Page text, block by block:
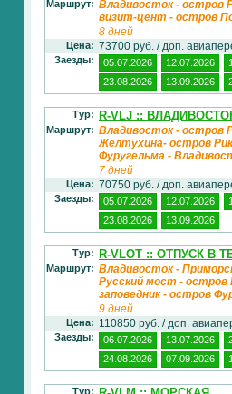
Маршрут: Владивосток - остров
визит-цент - остров
8 дней
Цена: 73700 руб. / доп.
Заезды: 05.07.2026 12.07.2026
23.08.2026
13.09.2026
Тур: R-VLJ ::
Маршрут: Владивосток - остров
Желтухина- остров
Фуругельма -
7 дней
Цена: 70750 руб. / доп.
Заезды: 05.07.2026 12.07.2026
23.08.2026
13.09.2026
Тур: R-VLOT :: ОТПУСК В
Маршрут: Владивосток -
Русский мост - остров
заповедник - остров
9 дней
Цена: 110850 руб. / доп.
Заезды: 06.07.2026 13.07.2026
24.08.2026
07.09.2026
Тур: